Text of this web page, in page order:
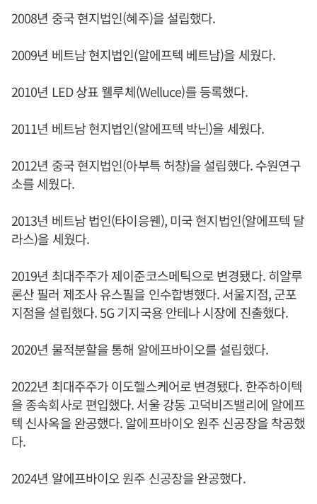
2008년 중국 현지법인(혜주)을 설립했다.
2009년 베트남 현지법인(알에프텍 베트남)을 세웠다.
2010년 LED 상표 웰루체(Welluce)를 등록했다.
2011년 베트남 현지법인(알에프텍 박닌)을 세웠다.
2012년 중국 현지법인(아부특 허창)을 설립했다. 수원연구
소를 세웠다.
2013년 베트남 법인(타이응웬), 미국 현지법인(알에프텍 달
라스)을 세웠다.
2019년 최대주주가 제이준코스메틱으로 변경됐다. 히알루
론산 필러 제조사 유스필을 인수합병했다. 서울지점, 군포
지점을 설립했다. 5G 기지국용 안테나 시장에 진출했다.
2020년 물적분할을 통해 알에프바이오를 설립했다.
2022년 최대주주가 이도헬스케어로 변경됐다. 한주하이텍
을 종속회사로 편입했다. 서울 강동 고덕비즈밸리에 알에프
텍 신사옥을 완공했다. 알에프바이오 원주 신공장을 착공했
다.
2024년 알에프바이오 원주 신공장을 완공했다.